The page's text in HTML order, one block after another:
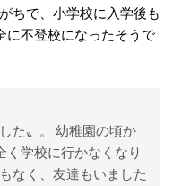
ちで、小学校に入学後も
に不登校になったそうで
た〟。 幼稚園の頃か
く学校に行かなくなり
なく、友達もいました